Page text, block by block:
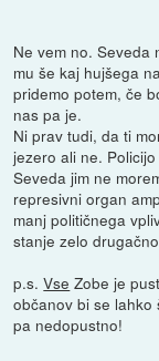
Ne vem no. Seveda
mu še kaj hujšega
pridemo potem, če
nas pa je.
Ni prav tudi, da ti
jezero ali ne.
Seveda jim ne
represivni organ
manj političnega
stanje zelo
p.s.Vse Zobe je
občanov bi se lahko
pa nedopustno!